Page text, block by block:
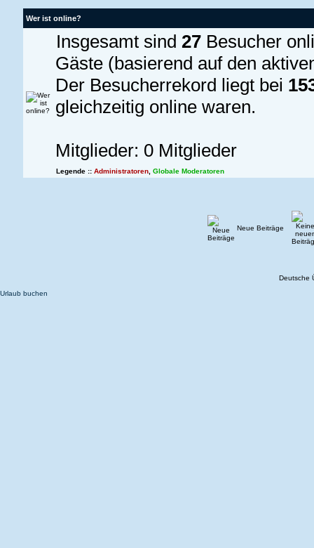
Wer ist online?
Insgesamt sind 27Besucher
Gäste (basierend auf den
Der Besucherrekord liegt bei
gleichzeitig online waren.
Mitglieder: 0 Mitglieder
Legende :: Administratoren, Globale Moderatoren
Neue Beiträge
Deutsche
Urlaub buchen